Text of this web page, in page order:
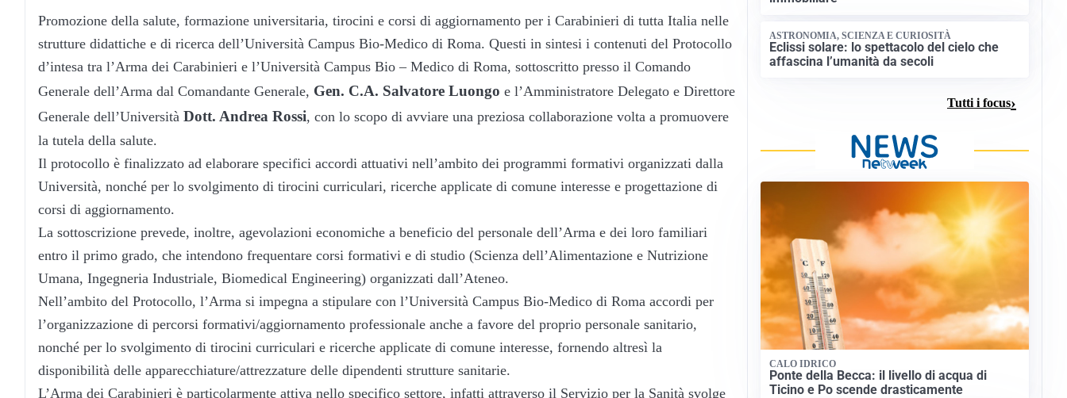
Promozione della salute, formazione universitaria, tirocini e corsi di aggiornamento per i Carabinieri di tutta Italia nelle
strutture didattiche e di ricerca dell’Università Campus Bio-Medico di Roma. Questi in sintesi i contenuti del Protocollo
d’intesa tra l’Arma dei Carabinieri e l’Università Campus Bio – Medico di Roma, sottoscritto presso il Comando
Generale dell’Arma dal Comandante Generale, Gen. C.A. Salvatore Luongo e l’Amministratore Delegato e Direttore
Generale dell’Università Dott. Andrea Rossi, con lo scopo di avviare una preziosa collaborazione volta a promuovere
la tutela della salute.
Il protocollo è finalizzato ad elaborare specifici accordi attuativi nell’ambito dei programmi formativi organizzati dalla
Università, nonché per lo svolgimento di tirocini curriculari, ricerche applicate di comune interesse e progettazione di
corsi di aggiornamento.
La sottoscrizione prevede, inoltre, agevolazioni economiche a beneficio del personale dell’Arma e dei loro familiari
entro il primo grado, che intendono frequentare corsi formativi e di studio (Scienza dell’Alimentazione e Nutrizione
Umana, Ingegneria Industriale, Biomedical Engineering) organizzati dall’Ateneo.
Nell’ambito del Protocollo, l’Arma si impegna a stipulare con l’Università Campus Bio-Medico di Roma accordi per
l’organizzazione di percorsi formativi/aggiornamento professionale anche a favore del proprio personale sanitario,
nonché per lo svolgimento di tirocini curriculari e ricerche applicate di comune interesse, fornendo altresì la
disponibilità delle apparecchiature/attrezzature delle dipendenti strutture sanitarie.
L’Arma dei Carabinieri è particolarmente attiva nello specifico settore, infatti attraverso il Servizio per la Sanità svolge
ASTRONOMIA, SCIENZA E CURIOSITÀ
Eclissi solare: lo spettacolo del cielo che
affascina l’umanità da secoli
Tutti i focus
CALO IDRICO
Ponte della Becca: il livello di acqua di
Ticino e Po scende drasticamente